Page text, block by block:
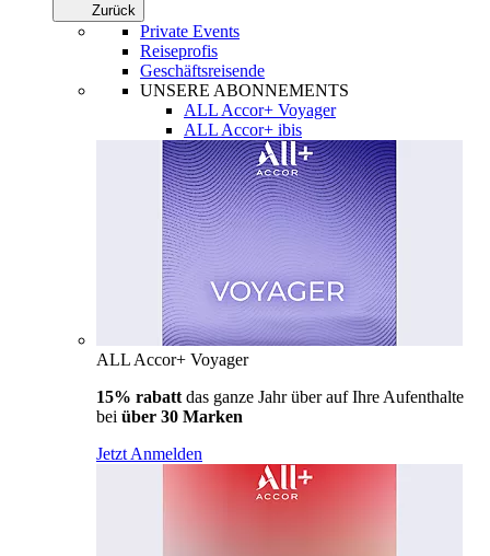
Zurück
Private Events
Reiseprofis
Geschäftsreisende
UNSERE ABONNEMENTS
ALL Accor+ Voyager
ALL Accor+ ibis
ALL Accor+ Voyager
15% rabatt das ganze Jahr über auf Ihre Aufenthalte
bei über 30 Marken
Jetzt Anmelden